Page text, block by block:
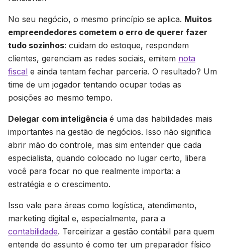
No seu negócio, o mesmo princípio se aplica. Muitos
empreendedores cometem o erro de querer fazer
tudo sozinhos: cuidam do estoque, respondem
clientes, gerenciam as redes sociais, emitem nota
fiscal e ainda tentam fechar parceria. O resultado? Um
time de um jogador tentando ocupar todas as
posições ao mesmo tempo.
Delegar com inteligência é uma das habilidades mais
importantes na gestão de negócios. Isso não significa
abrir mão do controle, mas sim entender que cada
especialista, quando colocado no lugar certo, libera
você para focar no que realmente importa: a
estratégia e o crescimento.
Isso vale para áreas como logística, atendimento,
marketing digital e, especialmente, para a
contabilidade. Terceirizar a gestão contábil para quem
entende do assunto é como ter um preparador físico